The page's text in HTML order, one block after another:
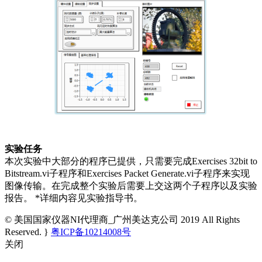
实验任务
本次实验中大部分的程序已提供，只需要完成Exercises 32bit to
Bitstream.vi子程序和Exercises Packet Generate.vi子程序来实现
图像传输。在完成整个实验后需要上交这两个子程序以及实验
报告。 *详细内容见实验指导书。
© 美国国家仪器NI代理商_广州美达克公司 2019 All Rights
Reserved. } 粤ICP备10214008号
关闭